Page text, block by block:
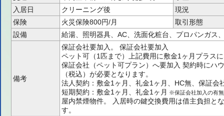
入居日
クリーニング後
現況
保険
火災保険800円/月
取引形態
設備
給湯、照明器具、AC、洗面化粧台、プロパンガス
備考
保証会社要加入。 保証会社要加入
ペット可（1匹まで）上記費用に敷金1ヶ月プラス
保証会社（ペット可プラン）へ要加入 契約時にハ
（税込）が必要となります。
法人契約：敷金1ヶ月、礼金1ヶ月、HC無、保証会
短期契約：敷金1ヶ月、礼金1ヶ月 ※保証会社加入の有
屋内禁煙物件。
入居時の鍵交換費用は借主負担と
す。